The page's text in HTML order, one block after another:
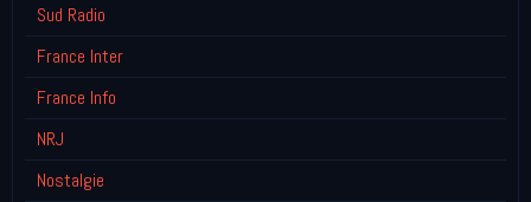
Sud Radio
France Inter
France Info
NRJ
Nostalgie